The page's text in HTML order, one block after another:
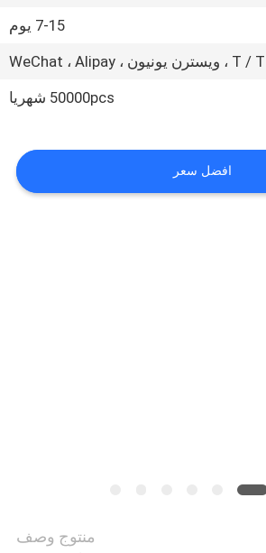
7-15 يوم
T / T ، ويسترن يونيون ، WeChat ، Alipay
50000pcs شهريا
افضل سعر
منتوج وصف